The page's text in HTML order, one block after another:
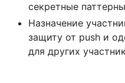
секретные паттерны
Назначение
защиту от push и
для других